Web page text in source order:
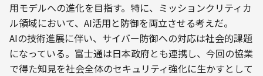
用モデルへの進化を目指す。特に、ミッションクリティカ
ル領域において、AI活用と防御を両立させる考えだ。
AIの技術進展に伴い、サイバー防御への対応は社会的課題
になっている。富士通は日本政府とも連携し、今回の協業
で得た知見を社会全体のセキュリティ強化に生かすとして